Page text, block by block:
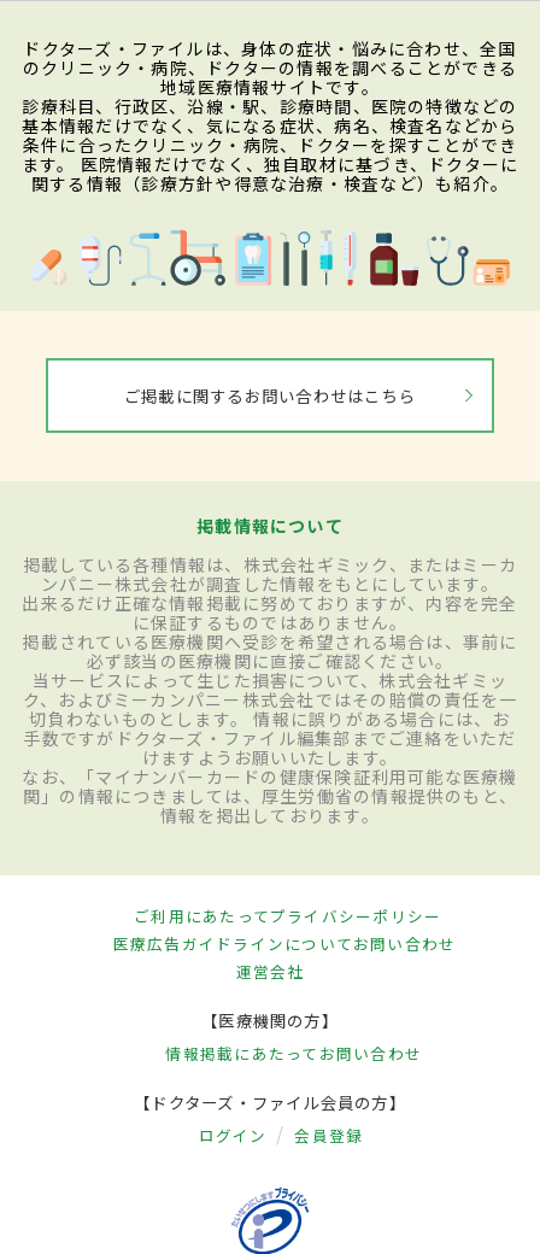
ドクターズ・ファイルは、身体の症状・悩みに合わせ、全国
のクリニック・病院、ドクターの情報を調べることができる
地域医療情報サイトです。
診療科目、行政区、沿線・駅、診療時間、医院の特徴などの
基本情報だけでなく、気になる症状、病名、検査名などから
条件に合ったクリニック・病院、ドクターを探すことができ
ます。 医院情報だけでなく、独自取材に基づき、ドクターに
関する情報（診療方針や得意な治療・検査など）も紹介。
ご掲載に関するお問い合わせはこちら
掲載情報について
掲載している各種情報は、株式会社ギミック、またはミーカ
ンパニー株式会社が調査した情報をもとにしています。
出来るだけ正確な情報掲載に努めておりますが、内容を完全
に保証するものではありません。
掲載されている医療機関へ受診を希望される場合は、事前に
必ず該当の医療機関に直接ご確認ください。
当サービスによって生じた損害について、株式会社ギミッ
ク、およびミーカンパニー株式会社ではその賠償の責任を一
切負わないものとします。 情報に誤りがある場合には、お
手数ですがドクターズ・ファイル編集部までご連絡をいただ
けますようお願いいたします。
なお、「マイナンバーカードの健康保険証利用可能な医療機
関」の情報につきましては、厚生労働省の情報提供のもと、
情報を掲出しております。
ご利用にあたってプライバシーポリシー
医療広告ガイドラインについてお問い合わせ
運営会社
【医療機関の方】
情報掲載にあたって お問い合わせ
【ドクターズ・ファイル会員の方】
ログイン 会員登録